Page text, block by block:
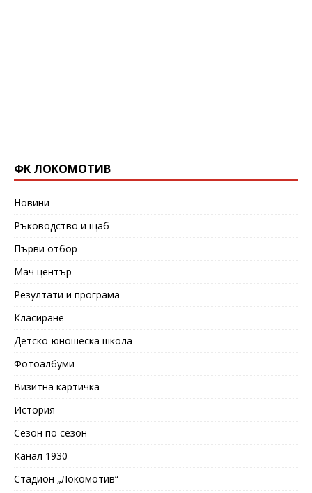
ФК ЛОКОМОТИВ
Новини
Ръководство и щаб
Първи отбор
Мач център
Резултати и програма
Класиране
Детско-юношеска школа
Фотоалбуми
Визитна картичка
История
Сезон по сезон
Канал 1930
Стадион „Локомотив“